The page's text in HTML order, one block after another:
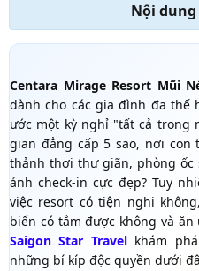
Nội
Centara Mirage Resort Mũi
dành cho các gia đình đa thế
ước một kỳ nghỉ "tất cả trong
gian đẳng cấp 5 sao, nơi
thảnh thơi thư giãn, phòng ốc
ảnh check-in cực đẹp? Tuy
việc resort có tiện nghi
biển có tắm được không và
Saigon Star Travelkhám
những bí kíp độc quyền dưới